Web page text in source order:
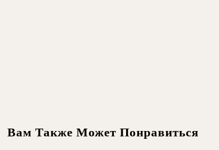
Вам Также Может Понравиться